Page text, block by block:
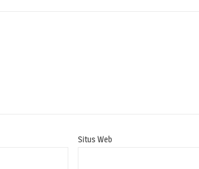
Situs Web